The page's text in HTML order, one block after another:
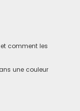
comment les
une couleur